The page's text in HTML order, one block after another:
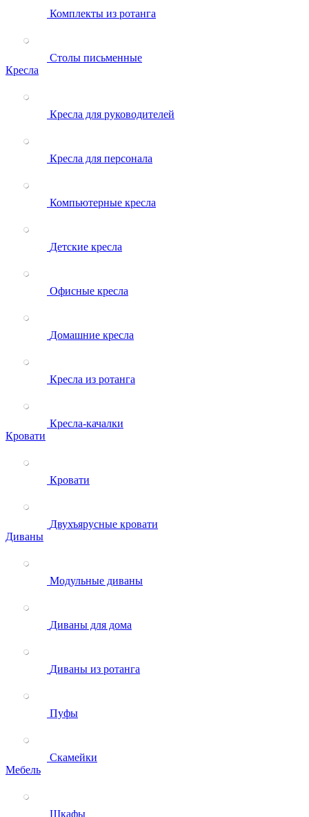
Комплекты из ротанга
Столы письменные
Кресла
Кресла для руководителей
Кресла для персонала
Компьютерные кресла
Детские кресла
Офисные кресла
Домашние кресла
Кресла из ротанга
Кресла-качалки
Кровати
Кровати
Двухъярусные кровати
Диваны
Модульные диваны
Диваны для дома
Диваны из ротанга
Пуфы
Скамейки
Мебель
Шкафы